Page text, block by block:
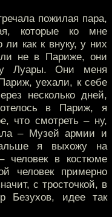
пожилая пара,
которые ко мне
ли как к внуку, у них
не в Париже, они
Луары. Они меня
уехали, к себе
несколько дней,
в Париж, я
что смотреть – ну,
– Музей армии и
я выхожу на
в костюме
человек примерно
с тросточкой, в
Безухов, идее так